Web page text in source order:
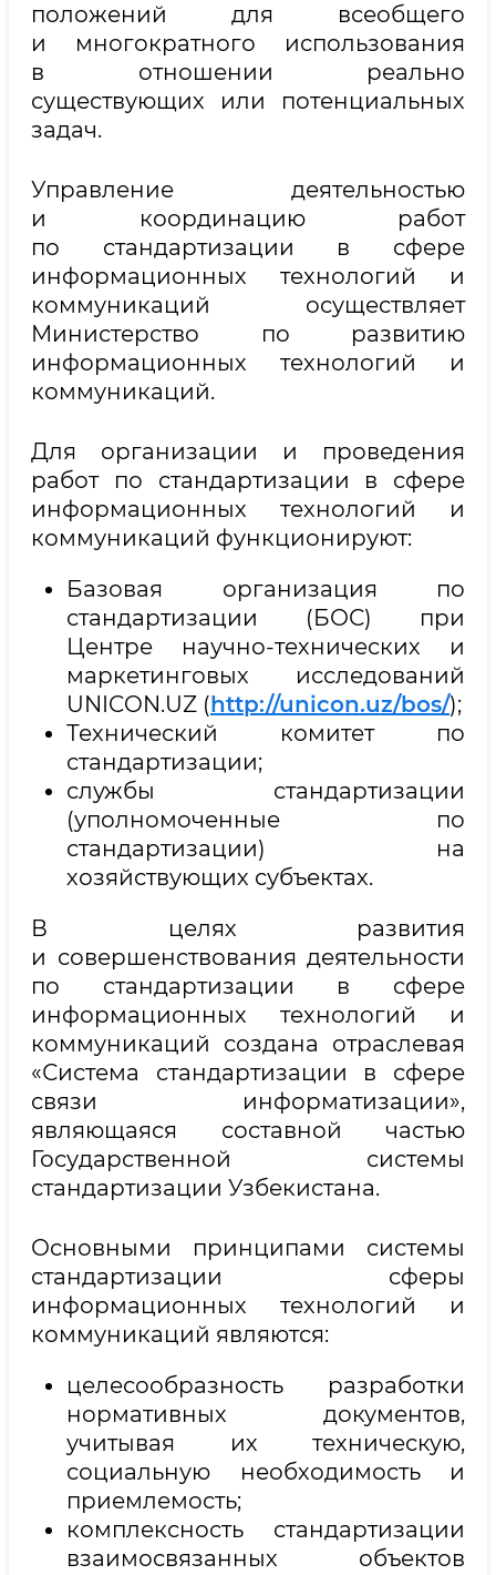
положений для всеобщего
и многократного использования
в отношении реально
существующих или потенциальных
задач.
Управление деятельностью
и координацию работ
по стандартизации в сфере
информационных технологий и
коммуникаций осуществляет
Министерство по развитию
информационных технологий и
коммуникаций.
Для организации и проведения
работ по стандартизации в сфере
информационных технологий и
коммуникаций функционируют:
Базовая организация по
стандартизации (БОС) при
Центре научно-технических и
маркетинговых исследований
UNICON.UZ (http://unicon.uz/bos/);
Технический комитет по
стандартизации;
службы стандартизации
(уполномоченные по
стандартизации) на
хозяйствующих субъектах.
В целях развития
и совершенствования деятельности
по стандартизации в сфере
информационных технологий и
коммуникаций создана отраслевая
«Система стандартизации в сфере
связи информатизации»,
являющаяся составной частью
Государственной системы
стандартизации Узбекистана.
Основными принципами системы
стандартизации сферы
информационных технологий и
коммуникаций являются:
целесообразность разработки
нормативных документов,
учитывая их техническую,
социальную необходимость и
приемлемость;
комплексность стандартизации
взаимосвязанных объектов